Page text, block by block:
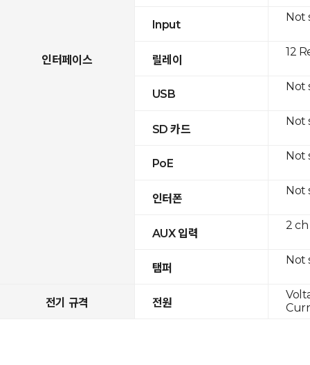
인터페이스
Input
릴레이
USB
SD 카드
PoE
인터폰
AUX 입력
탬퍼
전기 규격 전원
Not
12
Not
Not
Not
Not
2
Not